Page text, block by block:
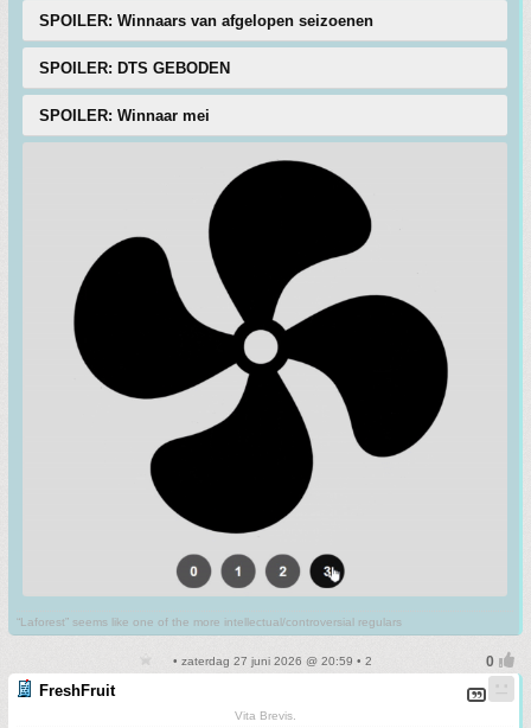
SPOILER: Winnaars van afgelopen seizoenen
SPOILER: DTS GEBODEN
SPOILER: Winnaar mei
“Laforest” seems like one of the more intellectual/controversial regulars
• zaterdag 27 juni 2026 @ 20:59 • 2
FreshFruit
Vita Brevis.